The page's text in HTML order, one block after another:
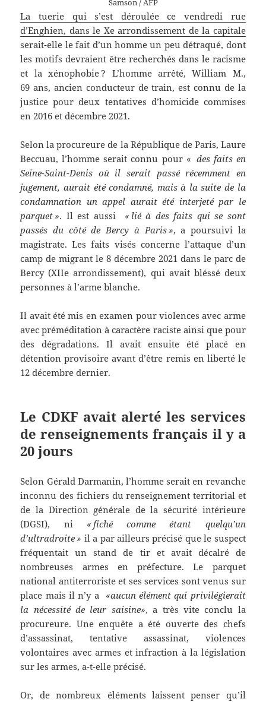
Samson / AFP
La tuerie qui s’est déroulée ce vendredi rue
d’Enghien, dans le Xe arrondissement de la capitale
serait-elle le fait d’un homme un peu détraqué, dont
les motifs devraient être recherchés dans le racisme
et la xénophobie ? L’homme arrêté, William M.,
69 ans, ancien conducteur de train, est connu de la
justice pour deux tentatives d’homicide commises
en 2016 et décembre 2021.
Selon la procureure de la République de Paris, Laure
Beccuau, l’homme serait connu pour « des faits en
Seine-Saint-Denis où il serait passé récemment en
jugement, aurait été condamné, mais à la suite de la
condamnation un appel aurait été interjeté par le
parquet ». Il est aussi « lié à des faits qui se sont
passés du côté de Bercy à Paris », a poursuivi la
magistrate. Les faits visés concerne l’attaque d’un
camp de migrant le 8 décembre 2021 dans le parc de
Bercy (XIIe arrondissement), qui avait bléssé deux
personnes à l’arme blanche.
Il avait été mis en examen pour violences avec arme
avec préméditation à caractère raciste ainsi que pour
des dégradations. Il avait ensuite été placé en
détention provisoire avant d’être remis en liberté le
12 décembre dernier.
Le CDKF avait alerté les services
de renseignements français il y a
20 jours
Selon Gérald Darmanin, l’homme serait en revanche
inconnu des fichiers du renseignement territorial et
de la Direction générale de la sécurité intérieure
(DGSI), ni « fiché comme étant quelqu’un
d’ultradroite » il a par ailleurs précisé que le suspect
fréquentait un stand de tir et avait décalré de
nombreuses armes en préfecture. Le parquet
national antiterroriste et ses services sont venus sur
place mais il n’y a «aucun élément qui privilégierait
la nécessité de leur saisine», a très vite conclu la
procureure. Une enquête a été ouverte des chefs
d’assassinat, tentative assassinat, violences
volontaires avec armes et infraction à la législation
sur les armes, a-t-elle précisé.
Or, de nombreux éléments laissent penser qu’il